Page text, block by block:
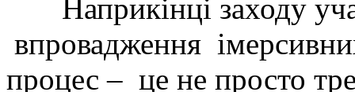
Наприкінці заходу
впровадження
процес – це не просто